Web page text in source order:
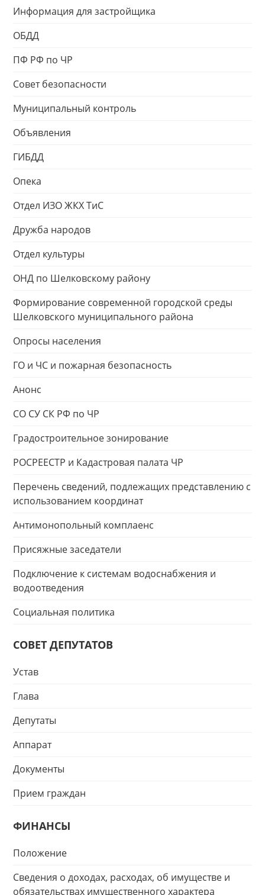
Информация для застройщика
ОБДД
ПФ РФ по ЧР
Совет безопасности
Муниципальный контроль
Объявления
ГИБДД
Опека
Отдел ИЗО ЖКХ ТиС
Дружба народов
Отдел культуры
ОНД по Шелковскому району
Формирование современной городской среды
Шелковского муниципального района
Опросы населения
ГО и ЧС и пожарная безопасность
Анонс
СО СУ СК РФ по ЧР
Градостроительное зонирование
РОСРЕЕСТР и Кадастровая палата ЧР
Перечень сведений, подлежащих представлению с
использованием координат
Антимонопольный комплаенс
Присяжные заседатели
Подключение к системам водоснабжения и
водоотведения
Социальная политика
СОВЕТ ДЕПУТАТОВ
Устав
Глава
Депутаты
Аппарат
Документы
Прием граждан
ФИНАНСЫ
Положение
Сведения о доходах, расходах, об имуществе и
обязательствах имущественного характера